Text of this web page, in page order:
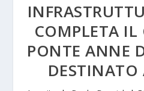
COMPLETA IL
PONTE ANNE
DESTINATO